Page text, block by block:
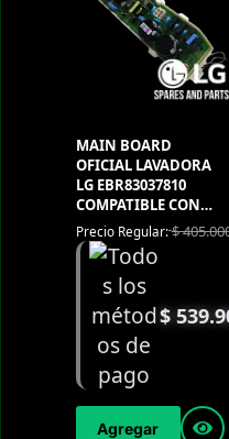
MAIN BOARD
OFICIAL LAVADORA
LG EBR83037810
COMPATIBLE CON
WT17DSB
Precio Regular:$
$
Agregar